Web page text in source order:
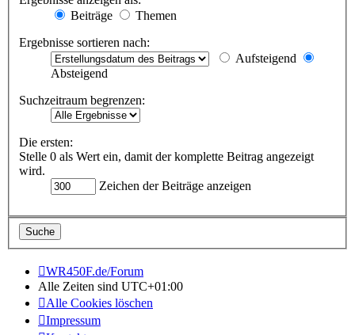
Beiträge
Themen
Ergebnisse sortieren nach:
Aufsteigend
Absteigend
Suchzeitraum begrenzen:
Die ersten:
Stelle 0 als Wert ein, damit der komplette Beitrag angezeigt
wird.
Zeichen der Beiträge anzeigen
WR450F.de/Forum
Alle Zeiten sind UTC+01:00
Alle Cookies löschen
Impressum